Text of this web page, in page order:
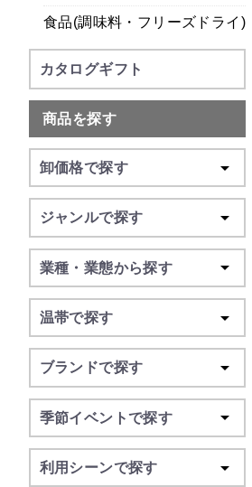
食品(調味料・フリーズドライ)
カタログギフト
商品を探す
卸価格で探す
ジャンルで探す
業種・業態から探す
温帯で探す
ブランドで探す
季節イベントで探す
利用シーンで探す